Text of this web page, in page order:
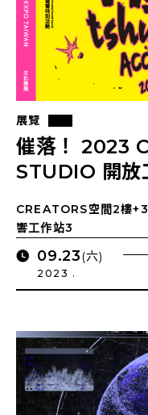
展覽
催落！ 2023
STUDIO 開放
CREATORS空間2樓
響工作站3
09.23(六)
2023 .